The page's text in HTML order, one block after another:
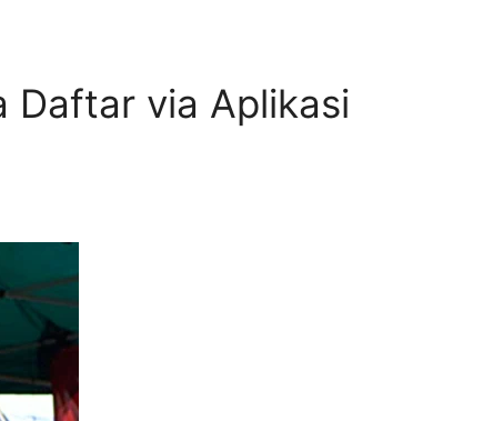
Daftar via Aplikasi